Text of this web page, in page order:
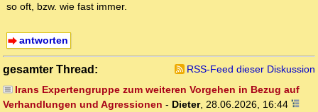
so oft, bzw. wie fast immer.
antworten
gesamter Thread:
RSS-Feed dieser Diskussion
Irans Expertengruppe zum weiteren Vorgehen in Bezug auf
Verhandlungen und Agressionen - Dieter, 28.06.2026, 16:44